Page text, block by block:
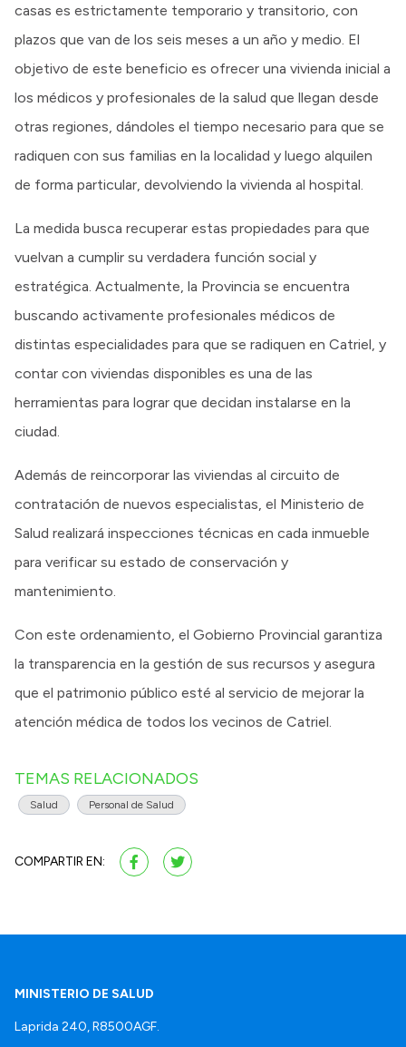
casas es estrictamente temporario y transitorio, con
plazos que van de los seis meses a un año y medio. El
objetivo de este beneficio es ofrecer una vivienda inicial a
los médicos y profesionales de la salud que llegan desde
otras regiones, dándoles el tiempo necesario para que se
radiquen con sus familias en la localidad y luego alquilen
de forma particular, devolviendo la vivienda al hospital.
La medida busca recuperar estas propiedades para que
vuelvan a cumplir su verdadera función social y
estratégica. Actualmente, la Provincia se encuentra
buscando activamente profesionales médicos de
distintas especialidades para que se radiquen en Catriel, y
contar con viviendas disponibles es una de las
herramientas para lograr que decidan instalarse en la
ciudad.
Además de reincorporar las viviendas al circuito de
contratación de nuevos especialistas, el Ministerio de
Salud realizará inspecciones técnicas en cada inmueble
para verificar su estado de conservación y
mantenimiento.
Con este ordenamiento, el Gobierno Provincial garantiza
la transparencia en la gestión de sus recursos y asegura
que el patrimonio público esté al servicio de mejorar la
atención médica de todos los vecinos de Catriel.
TEMAS RELACIONADOS
Salud Personal de Salud
COMPARTIR EN:
MINISTERIO DE SALUD
Laprida 240, R8500AGF.